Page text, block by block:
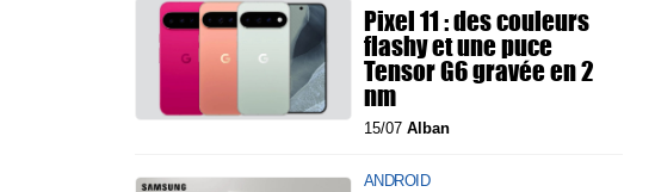
Pixel 11 : des couleurs
flashy et une puce
Tensor G6 gravée en 2
nm
15/07 Alban
ANDROID